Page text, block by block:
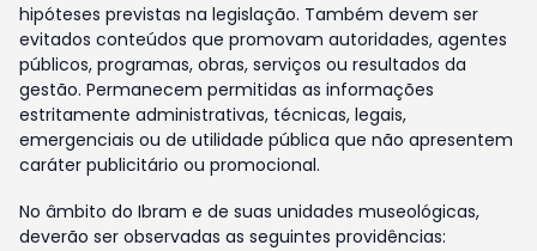
hipóteses previstas na legislação. Também devem ser
evitados conteúdos que promovam autoridades, agentes
públicos, programas, obras, serviços ou resultados da
gestão. Permanecem permitidas as informações
estritamente administrativas, técnicas, legais,
emergenciais ou de utilidade pública que não apresentem
caráter publicitário ou promocional.
No âmbito do Ibram e de suas unidades museológicas,
deverão ser observadas as seguintes providências: